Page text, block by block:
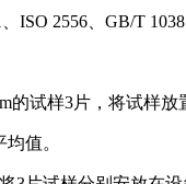
2556、GB/T
的试样3片，将试样
值。